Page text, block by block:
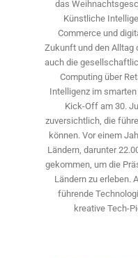
das
Künstliche
Commerce und
Zukunft und den Alltag
auch die
Computing über
Intelligenz im
Kick-Off am 30.
zuversichtlich, die
können. Vor einem
Ländern, ­darunter
gekommen, um die
Ländern zu erleben.
führende
kreative Tech-